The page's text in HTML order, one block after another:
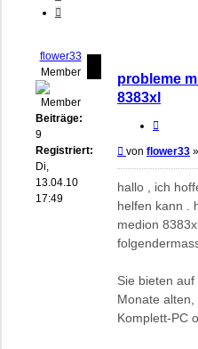
flower33
Member
Beiträge:
9
Registriert:
Di,
13.04.10
17:49
probleme
8383xl
Beitrag
von flower33 »
hallo , ich
helfen kann .
medion
Sie bieten
Monate
Komplett-PC